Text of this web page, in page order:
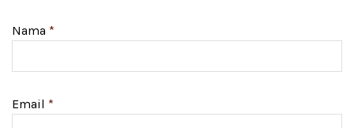
Nama *
Email *